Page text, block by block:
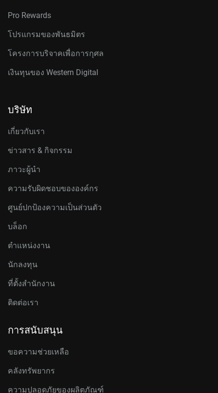
Pro Rewards
โปรแกรมของพันธมิตร
โครงการบริจาคเพื่อการกุศล
เงินทุนของ Western Digital
บริษัท
เกี่ยวกับเรา
ข่าวสาร & กิจกรรม
ภาวะผู้นำ
ความรับผิดชอบขององค์กร
ศูนย์ปกป้องความเป็นส่วนตัว
บล็อก
ตำแหน่งงาน
นักลงทุน
ที่ตั้งสำนักงาน
ติดต่อเรา
การสนับสนุน
ขอความช่วยเหลือ
คลังทรัพยากร
ความปลอดภัยของผลิตภัณฑ์